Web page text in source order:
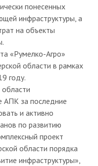
понесенных
инфраструктуры, а
на объекты
«Румелко-Агро»
области в рамках
году.
АПК за последние
и активно
по развитию
проект
области порядка
инфраструктуры»,